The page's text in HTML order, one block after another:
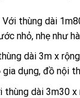
thùng dài
nhỏ, nhẹ như
dài 3m x
dụng, đồ nội
thùng dài 3m30